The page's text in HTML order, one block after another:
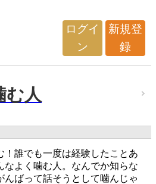
ログイ
ン
新規登
録
む人
！誰でも一度は経験したことあ
なよく噛む人。なんでか知らな
んばって話そうとして噛んじゃ